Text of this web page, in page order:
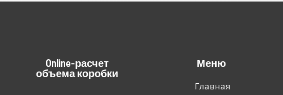
Online-расчет
объема коробки
Меню
Главная